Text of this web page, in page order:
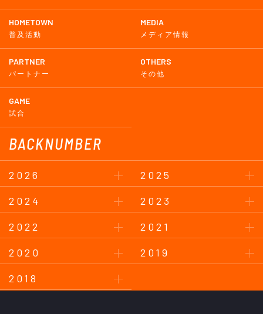
HOMETOWN
普及活動
MEDIA
メディア情報
PARTNER
パートナー
OTHERS
その他
GAME
試合
BACKNUMBER
2026
2025
2024
2023
2022
2021
2020
2019
2018